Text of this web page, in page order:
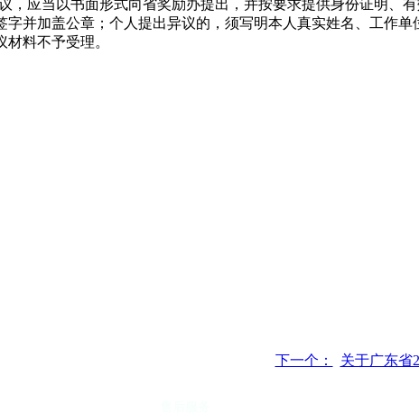
应当以书面形式向省奖励办提出，并按要求提供身份证明、
并加盖公章；个人提出异议的，须写明本人真实姓名、工作
料不予受理。
下一个： 关于广东省